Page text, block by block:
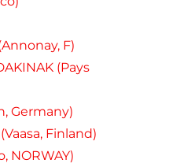
F)
(Pays
Germany)
Finland)
NORWAY)